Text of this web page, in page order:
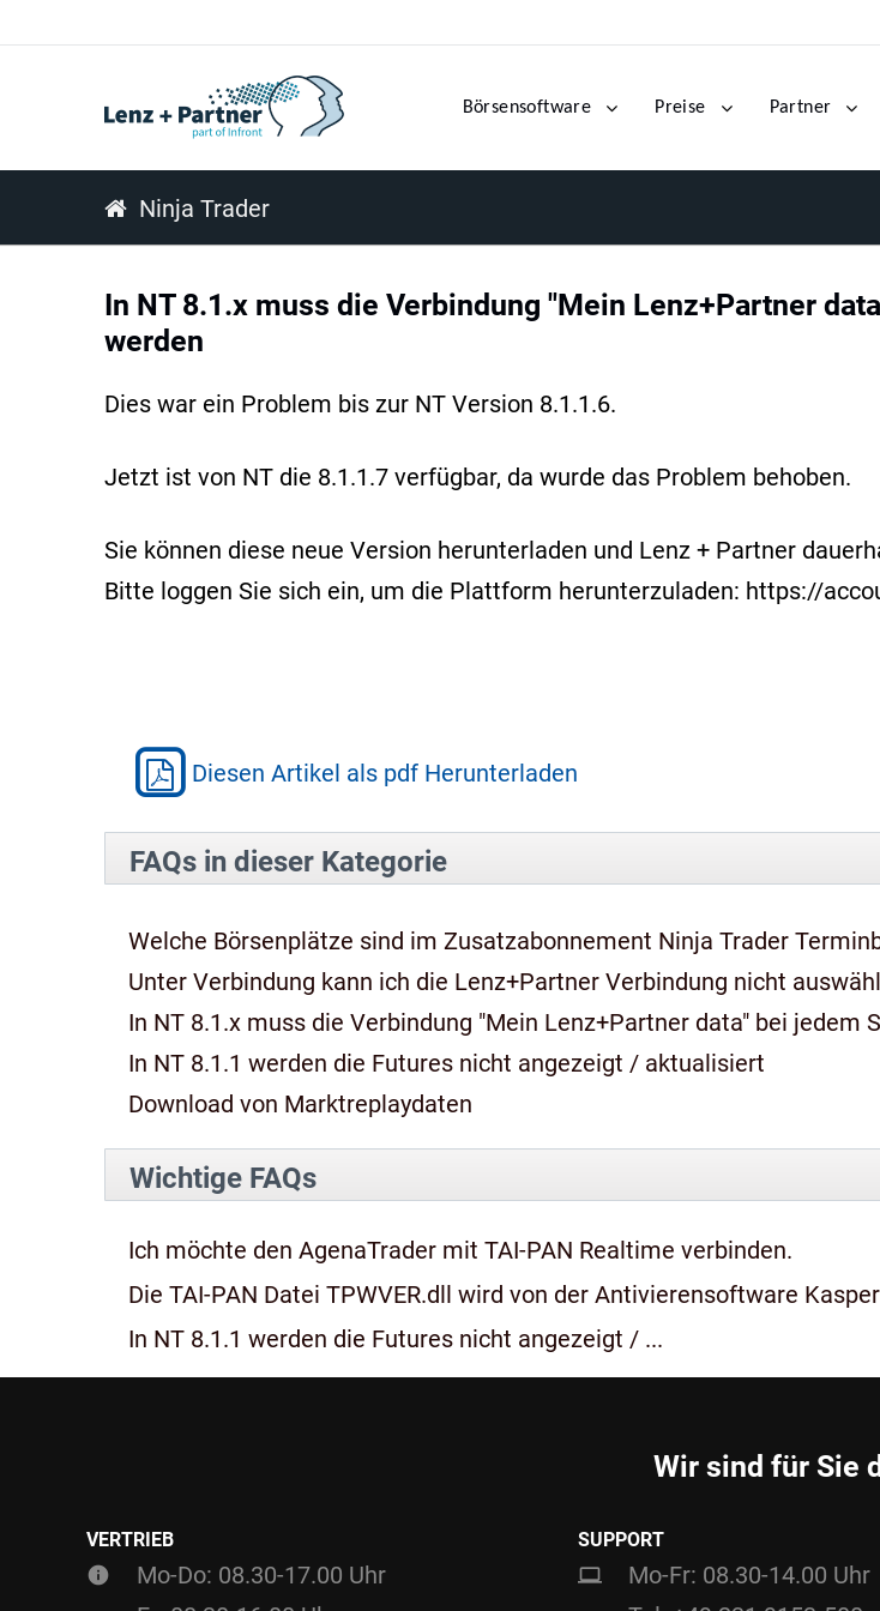
Börsensoftware Preise Partner
Ninja Trader
In NT 8.1.x muss die Verbindung "Mein Lenz+Partner
werden
Dies war ein Problem bis zur NT Version 8.1.1.6.
Jetzt ist von NT die 8.1.1.7 verfügbar, da wurde das Problem behoben.
Sie können diese neue Version herunterladen und Lenz + Partner
Bitte loggen Sie sich ein, um die Plattform herunterzuladen: https://
Diesen Artikel als pdf Herunterladen
FAQs in dieser Kategorie
Welche Börsenplätze sind im Zusatzabonnement Ninja Trader
Unter Verbindung kann ich die Lenz+Partner Verbindung nicht
In NT 8.1.x muss die Verbindung "Mein Lenz+Partner data" bei
In NT 8.1.1 werden die Futures nicht angezeigt / aktualisiert
Download von Marktreplaydaten
Wichtige FAQs
Ich möchte den AgenaTrader mit TAI-PAN Realtime verbinden.
Die TAI-PAN Datei TPWVER.dll wird von der Antivierensoftware
In NT 8.1.1 werden die Futures nicht angezeigt / ...
Wir sind für Sie
VERTRIEB
Mo-Do: 08.30-17.00 Uhr
SUPPORT
Mo-Fr: 08.30-14.00 Uhr